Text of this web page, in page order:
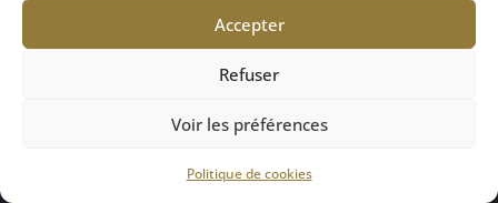
Accepter
Refuser
Voir les préférences
Politique de cookies
d’indemnisation des victimes d’infractions : La
d’Infractions (CIVI) est une instance créée pour